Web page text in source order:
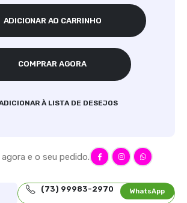
ADICIONAR AO CARRINHO
COMPRAR AGORA
À LISTA DE DESEJOS
e o seu pedido.
(73) 99983-2970 WhatsApp